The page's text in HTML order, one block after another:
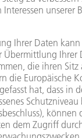
INFORMATION
Häufig gestellte Fragen
KONTAKT
TRUMPF